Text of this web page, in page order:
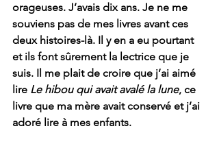
orageuses. J’avais dix ans. Je ne me
souviens pas de mes livres avant ces
deux histoires-là. Il y en a eu pourtant
et ils font sûrement la lectrice que je
suis. Il me plait de croire que j’ai aimé
lire Le hibou qui avait avalé la lune, ce
livre que ma mère avait conservé et j’ai
adoré lire à mes enfants.